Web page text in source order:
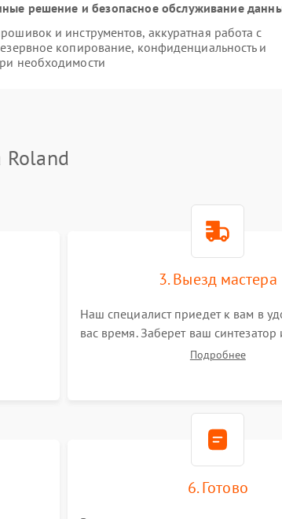
решение и безопасное обслуживание
и инструментов, аккуратная работа с
копирование, конфиденциальность и
необходимости
Roland
3. Выезд мастера
Наш специалист приедет к вам в
вас время. Заберет ваш синтезатор
на склад для диагностики.
Подробнее
6. Готово